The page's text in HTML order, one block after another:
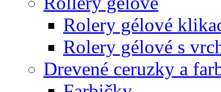
Rolery gélové
Rolery gélové s
Drevené ceruzky a